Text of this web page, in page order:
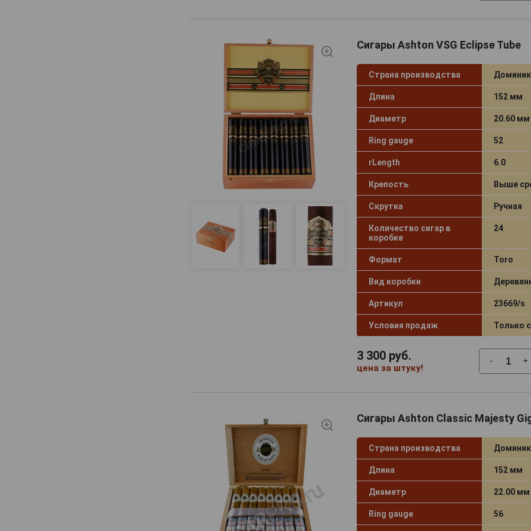
Сигары Ashton VSG Eclipse Tube
Страна производства
Длина 152 мм
Диаметр 20.60 мм
Ring gauge 52
rLength 6.0
Крепость Выше
Скрутка Ручная
Количество сигар в
коробке
24
Формат Toro
Вид коробки
Артикул 23669/s
Условия продаж Только
3 300руб.
цена за штуку!
- +
Сигары Ashton Classic Majesty
Страна производства
Длина 152 мм
Диаметр 22.00 мм
Ring gauge 56